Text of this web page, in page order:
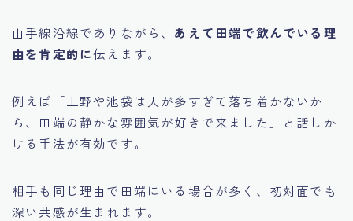
山手線沿線でありながら、 あえて田端で飲んでいる理
由を肯定的に伝えます。
例えば「上野や池袋は人が多すぎて落ち着かないか
ら、田端の静かな雰囲気が好きで来ました」と話しか
ける手法が有効です。
相手も同じ理由で田端にいる場合が多く、初対面でも
深い共感が生まれます。